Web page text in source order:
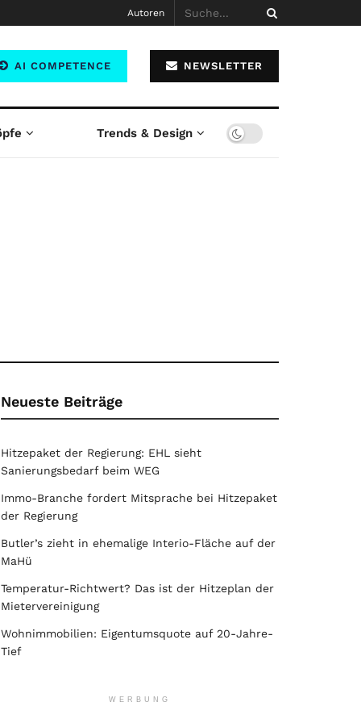
Autoren
AI COMPETENCE NEWSLETTER
Trends & Design
Neueste Beiträge
Hitzepaket der Regierung: EHL sieht
Sanierungsbedarf beim WEG
Immo-Branche fordert Mitsprache bei Hitzepaket
der Regierung
Butler’s zieht in ehemalige Interio-Fläche auf der
MaHü
Temperatur-Richtwert? Das ist der Hitzeplan der
Mietervereinigung
Wohnimmobilien: Eigentumsquote auf 20-Jahre-
Tief
WERBUNG